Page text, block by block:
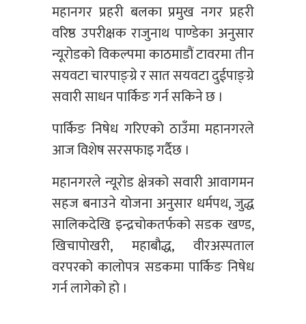
महानगर प्रहरी बलका प्रमुख नगर प्रहरी
वरिष्ठ उपरीक्षक राजुनाथ पाण्डेका अनुसार
न्यूरोडको विकल्पमा काठमाडौं टावरमा तीन
सयवटा चारपाङ्ग्रे र सात सयवटा दुईपाङ्ग्रे
सवारी साधन पार्किङ गर्न सकिने छ ।
पार्किङ निषेध गरिएको ठाउँमा महानगरले
आज विशेष सरसफाइ गर्दैछ ।
महानगरले न्यूरोड क्षेत्रको सवारी आवागमन
सहज बनाउने योजना अनुसार धर्मपथ, जुद्ध
सालिकदेखि इन्द्रचोकतर्फको सडक खण्ड,
खिचापोखरी, महाबौद्ध, वीरअस्पताल
वरपरको कालोपत्र सडकमा पार्किङ निषेध
गर्न लागेको हो ।